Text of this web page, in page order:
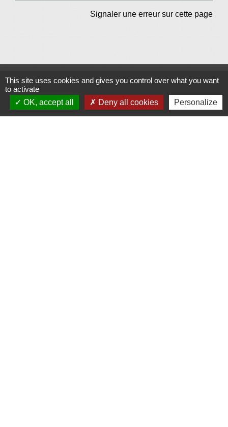
Signaler une erreur sur cette page
Contacts et Horaires
Commune de Grésy-sur-Isère
49 Place Pierre Bonnet
This site uses cookies and gives you control over what you want
to activate
OK, accept all
Deny all cookies Personalize